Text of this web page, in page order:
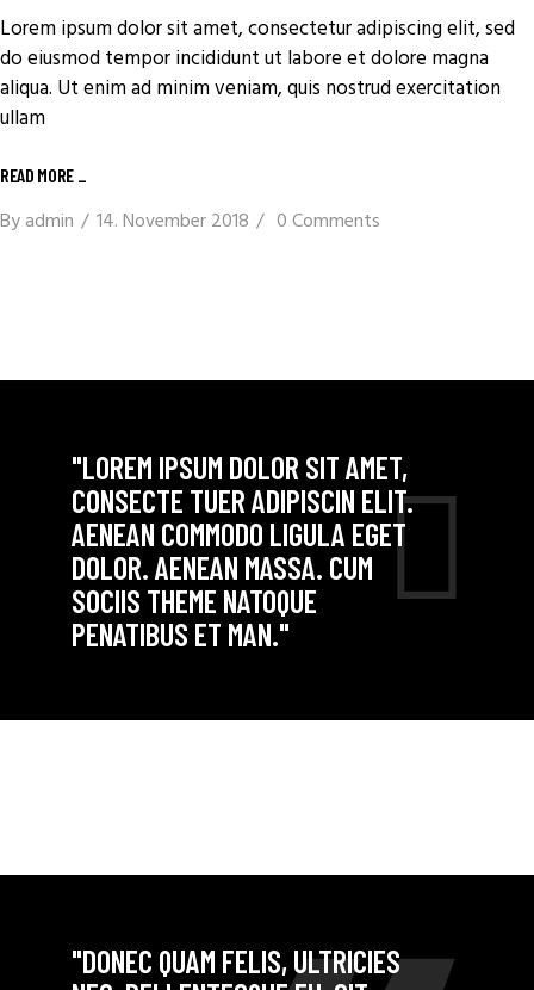
Lorem ipsum dolor sit amet, consectetur adipiscing elit, sed
do eiusmod tempor incididunt ut labore et dolore magna
aliqua. Ut enim ad minim veniam, quis nostrud exercitation
ullam
READ MORE _
Byadmin 14. November 2018 0 Comments
"LOREM IPSUM DOLOR SIT AMET,
CONSECTE TUER ADIPISCIN ELIT.
AENEAN COMMODO LIGULA EGET
DOLOR. AENEAN MASSA. CUM
SOCIIS THEME NATOQUE
PENATIBUS ET MAN."
"DONEC QUAM FELIS, ULTRICIES